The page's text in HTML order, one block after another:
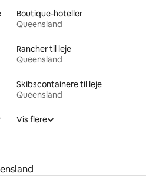
Boutique-hoteller
Queensland
Rancher til leje
Queensland
Skibscontainere til leje
Queensland
Vis flere